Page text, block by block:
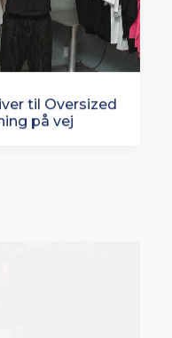
til Oversized
på vej